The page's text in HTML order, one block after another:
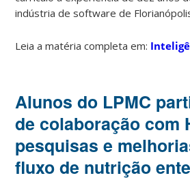
indústria de software de
Leia a matéria completa em:
Alunos do LPMC
de colaboração com
pesquisas e
fluxo de nutrição